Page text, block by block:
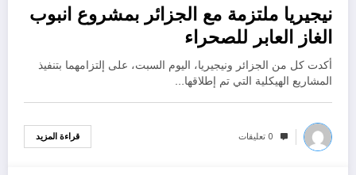
نوفمبر 5, 2022
نيجيريا ملتزمة مع الجزائر بمشروع انبوب
الغاز العابر للصحراء
أكدت كل من الجزائر ونيجيريا، اليوم السبت، على إلتزامهما بتنفيذ
المشاريع الهيكلية التي تم إطلاقها…
0 تعليقات قراءة المزيد